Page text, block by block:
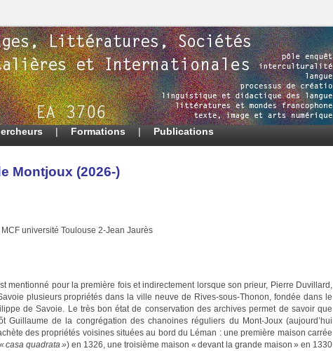
| Formations | Publications
Montjoux (2026-)
université Toulouse 2-Jean Jaurès
mentionné pour la première fois et indirectement lorsque son prieur, Pierre Duvillard,
plusieurs propriétés dans la ville neuve de Rives-sous-Thonon, fondée dans le
de Savoie. Le très bon état de conservation des archives permet de savoir que
Guillaume de la congrégation des chanoines réguliers du Mont-Joux (aujourd’hui
des propriétés voisines situées au bord du Léman : une première maison carrée
« casa quadrata ») en 1326, une troisième maison « devant la grande maison » en 1330